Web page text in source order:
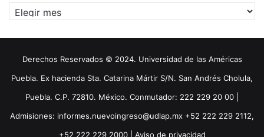
Archivos
Derechos Reservados © 2024. Universidad de las Américas
Puebla. Ex hacienda Sta. Catarina Mártir S/N. San Andrés Cholula,
Puebla. C.P. 72810. México. Conmutador: 222 229 20 00 |
Admisiones: informes.nuevoingreso@udlap.mx +52 222 229 2112,
+52 222 229 2000 | Aviso de privacidad